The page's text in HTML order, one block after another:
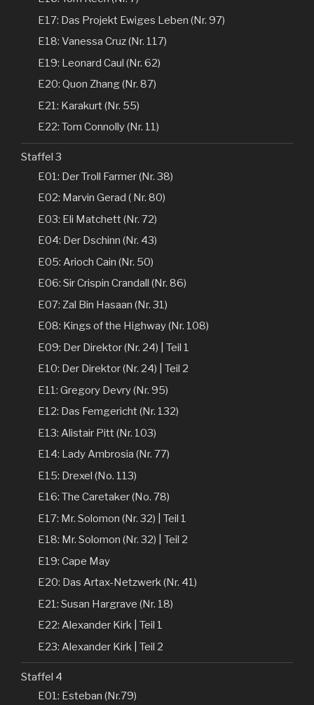
E17: Das Projekt Ewiges Leben (Nr. 97)
E18: Vanessa Cruz (Nr. 117)
E19: Leonard Caul (Nr. 62)
E20: Quon Zhang (Nr. 87)
E21: Karakurt (Nr. 55)
E22: Tom Connolly (Nr. 11)
Staffel 3
E01: Der Troll Farmer (Nr. 38)
E02: Marvin Gerad ( Nr. 80)
E03: Eli Matchett (Nr. 72)
E04: Der Dschinn (Nr. 43)
E05: Arioch Cain (Nr. 50)
E06: Sir Crispin Crandall (Nr. 86)
E07: Zal Bin Hasaan (Nr. 31)
E08: Kings of the Highway (Nr. 108)
E09: Der Direktor (Nr. 24) | Teil 1
E10: Der Direktor (Nr. 24) | Teil 2
E11: Gregory Devry (Nr. 95)
E12: Das Femgericht (Nr. 132)
E13: Alistair Pitt (Nr. 103)
E14: Lady Ambrosia (Nr. 77)
E15: Drexel (No. 113)
E16: The Caretaker (No. 78)
E17: Mr. Solomon (Nr. 32) | Teil 1
E18: Mr. Solomon (Nr. 32) | Teil 2
E19: Cape May
E20: Das Artax-Netzwerk (Nr. 41)
E21: Susan Hargrave (Nr. 18)
E22: Alexander Kirk | Teil 1
E23: Alexander Kirk | Teil 2
Staffel 4
E01: Esteban (Nr.79)